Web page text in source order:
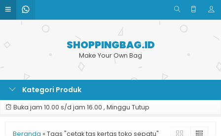
SHOPPINGBAG.ID
Make Your Own Bag
Kategori Produk
Buka jam 10.00 s/d jam 16.00 , Minggu Tutup
Beranda » Tags "cetak tas kertas toko sepatu"